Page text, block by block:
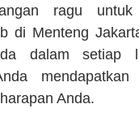
ragu untuk
di Menteng
dalam setiap
Anda.